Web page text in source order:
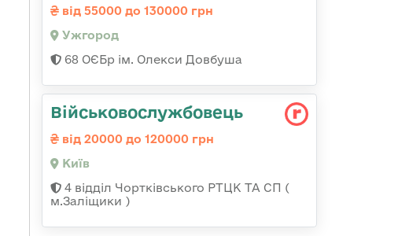
від 55000 до 130000 грн
Ужгород
68 ОЄБр ім. Олекси Довбуша
Військовослужбовець
від 20000 до 120000 грн
Київ
4 відділ Чортківського РТЦК ТА СП (
м.Заліщики )